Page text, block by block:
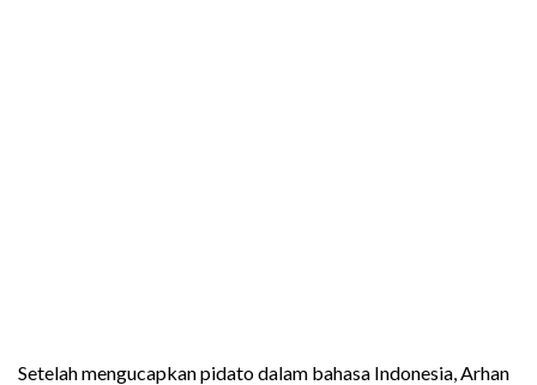
Setelah mengucapkan pidato dalam bahasa Indonesia, Arhan